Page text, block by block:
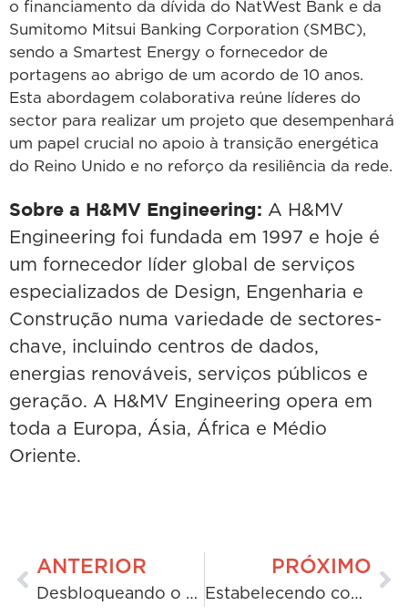
o financiamento da dívida do NatWest Bank e da
Sumitomo Mitsui Banking Corporation (SMBC),
sendo a Smartest Energy o fornecedor de
portagens ao abrigo de um acordo de 10 anos.
Esta abordagem colaborativa reúne líderes do
sector para realizar um projeto que desempenhará
um papel crucial no apoio à transição energética
do Reino Unido e no reforço da resiliência da rede.
Sobre a H&MV Engineering: A H&MV
Engineering foi fundada em 1997 e hoje é
um fornecedor líder global de serviços
especializados de Design, Engenharia e
Construção numa variedade de sectores-
chave, incluindo centros de dados,
energias renováveis, serviços públicos e
geração. A H&MV Engineering opera em
toda a Europa, Ásia, África e Médio
Oriente.
ANTERIOR
Desbloqueando o futuro da energia: uma aliança estratégica entre a H&MV Engineering e a Conlon Power Systems
PRÓXIMO
Estabelecendo conexões: capacitando futuros engenheiros: alunos da TUS visitam a H&MV Engineering para um café da manhã